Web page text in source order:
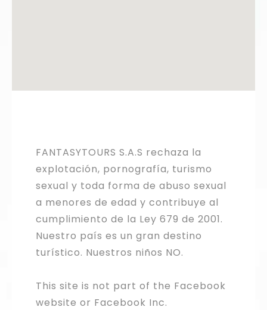
FANTASYTOURS S.A.S rechaza la
explotación, pornografía, turismo
sexual y toda forma de abuso sexual
a menores de edad y contribuye al
cumplimiento de la Ley 679 de 2001.
Nuestro país es un gran destino
turístico. Nuestros niños NO.
This site is not part of the Facebook
website or Facebook Inc.